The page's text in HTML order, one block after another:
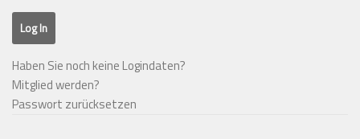
Haben Sie noch keine Logindaten?
Mitglied werden?
Passwort zurücksetzen